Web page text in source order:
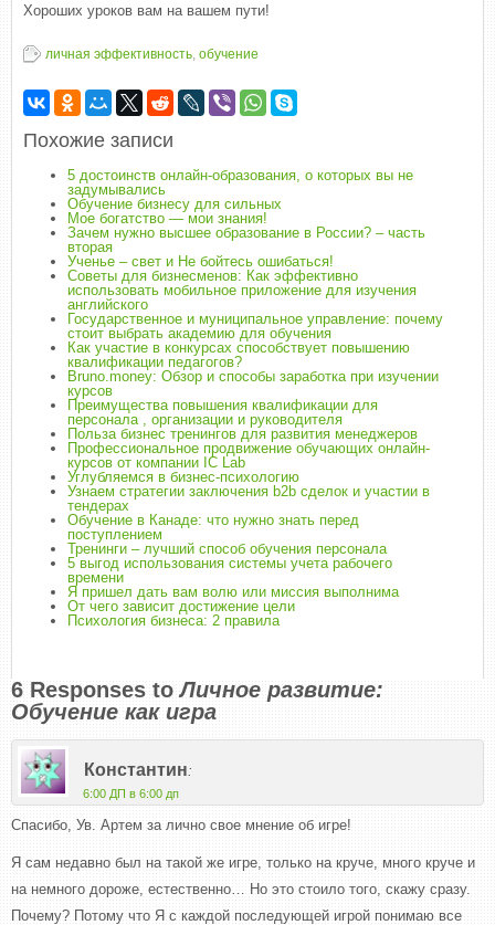
Хороших уроков вам на вашем пути!
личная эффективность, обучение
Похожие записи
5 достоинств онлайн-образования, о которых вы не
задумывались
Обучение бизнесу для сильных
Мое богатство — мои знания!
Зачем нужно высшее образование в России? – часть
вторая
Ученье – свет и Не бойтесь ошибаться!
Советы для бизнесменов: Как эффективно
использовать мобильное приложение для изучения
английского
Государственное и муниципальное управление: почему
стоит выбрать академию для обучения
Как участие в конкурсах способствует повышению
квалификации педагогов?
Bruno.money: Обзор и способы заработка при изучении
курсов
Преимущества повышения квалификации для
персонала , организации и руководителя
Польза бизнес тренингов для развития менеджеров
Профессиональное продвижение обучающих онлайн-
курсов от компании IC Lab
Углубляемся в бизнес-психологию
Узнаем стратегии заключения b2b сделок и участии в
тендерах
Обучение в Канаде: что нужно знать перед
поступлением
Тренинги – лучший способ обучения персонала
5 выгод использования системы учета рабочего
времени
Я пришел дать вам волю или миссия выполнима
От чего зависит достижение цели
Психология бизнеса: 2 правила
6 Responses toЛичное развитие:
Обучение как игра
Константин:
6:00 ДП в 6:00 дп
Спасибо, Ув. Артем за лично свое мнение об игре!
Я сам недавно был на такой же игре, только на круче, много круче и
на немного дороже, естественно… Но это стоило того, скажу сразу.
Почему? Потому что Я с каждой последующей игрой понимаю все